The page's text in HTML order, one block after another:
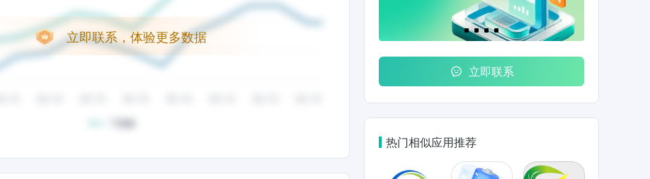
立即联系，体验更多数据
立即联系
热门相似应用推荐